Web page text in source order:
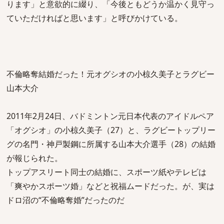
ります」と意欲的に綴り、「今後ともどうか温かく見守っ
ていただければと思います」と呼びかけている。
不倫略奪結婚だった！元オグシオの小椋久美子とラグビー
山本大介
2011年2月24日、バドミントン元日本代表のアイドルペア
「オグシオ」の小椋久美子（27）と、ラグビートップリー
グの名門・神戸製鋼に所属する山本大介選手（28）の結婚
が報じられた。
トップアスリート同士の結婚に、スポーツ紙やテレビは
「爽やかスポーツ婚」などと祝福ムードだった。が、実は
ドロ沼の“不倫略奪婚”だったのだ